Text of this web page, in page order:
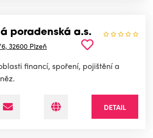
poradenská a.s.
32600 Plzeň
financí, spoření, pojištění a
DETAIL